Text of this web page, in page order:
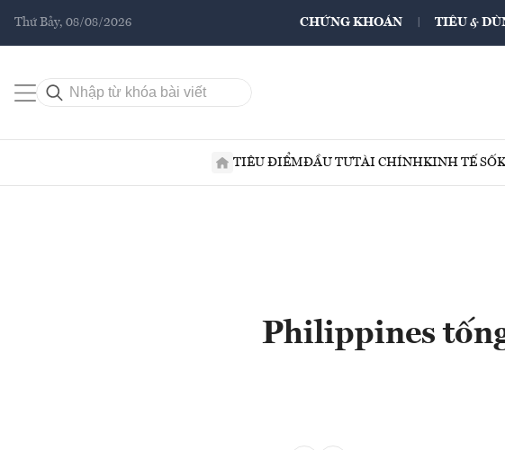
Thứ Bảy, 08/08/2026 CHỨNG KHOÁN TIÊU &
TIÊU ĐIỂMĐẦU TƯTÀI CHÍNHKINH TẾ SỐ
Philippines